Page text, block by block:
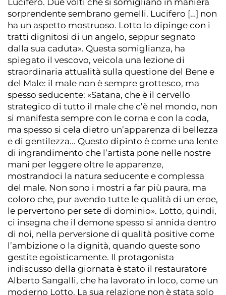
Lucifero. Due volti che si somigliano in maniera
sorprendente sembrano gemelli. Lucifero […] non
ha un aspetto mostruoso. Lotto lo dipinge con i
tratti dignitosi di un angelo, seppur segnato
dalla sua caduta». Questa somiglianza, ha
spiegato il vescovo, veicola una lezione di
straordinaria attualità sulla questione del Bene e
del Male: il male non è sempre grottesco, ma
spesso seducente: «Satana, che è il cervello
strategico di tutto il male che c’è nel mondo, non
si manifesta sempre con le corna e con la coda,
ma spesso si cela dietro un’apparenza di bellezza
e di gentilezza... Questo dipinto è come una lente
di ingrandimento che l’artista pone nelle nostre
mani per leggere oltre le apparenze,
mostrandoci la natura seducente e complessa
del male. Non sono i mostri a far più paura, ma
coloro che, pur avendo tutte le qualità di un eroe,
le pervertono per sete di dominio». Lotto, quindi,
ci insegna che il demone spesso si annida dentro
di noi, nella perversione di qualità positive come
l’ambizione o la dignità, quando queste sono
gestite egoisticamente. Il protagonista
indiscusso della giornata è stato il restauratore
Alberto Sangalli, che ha lavorato in loco, come un